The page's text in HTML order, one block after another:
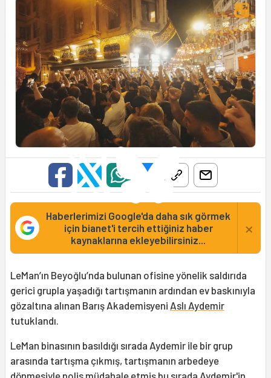
Haberlerimizi Google'da daha sık görmek
için bianet'i tercih ettiğiniz haber
kaynaklarına ekleyebilirsiniz...
×
LeMan’ın Beyoğlu’nda bulunan ofisine yönelik saldırıda
gerici grupla yaşadığı tartışmanın ardından ev baskınıyla
gözaltına alınan Barış Akademisyeni Aslı Aydemir
tutuklandı.
LeMan binasının basıldığı sırada Aydemir ile bir grup
arasında tartışma çıkmış, tartışmanın arbedeye
dönmesiyle polis müdahale etmiş bu sırada Aydemir'in